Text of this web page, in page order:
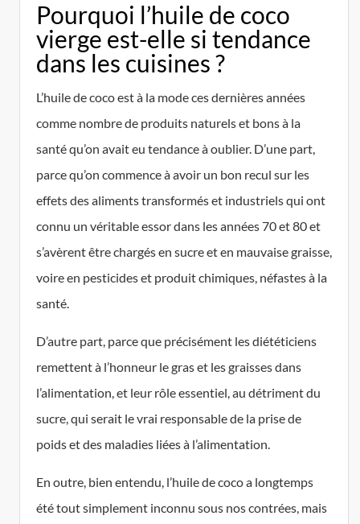
Pourquoi l’huile de coco
vierge est-elle si tendance
dans les cuisines ?
L’huile de coco est à la mode ces dernières années
comme nombre de produits naturels et bons à la
santé qu’on avait eu tendance à oublier. D’une part,
parce qu’on commence à avoir un bon recul sur les
effets des aliments transformés et industriels qui ont
connu un véritable essor dans les années 70 et 80 et
s’avèrent être chargés en sucre et en mauvaise graisse,
voire en pesticides et produit chimiques, néfastes à la
santé.
D’autre part, parce que précisément les diététiciens
remettent à l’honneur le gras et les graisses dans
l’alimentation, et leur rôle essentiel, au détriment du
sucre, qui serait le vrai responsable de la prise de
poids et des maladies liées à l’alimentation.
En outre, bien entendu, l’huile de coco a longtemps
été tout simplement inconnu sous nos contrées, mais